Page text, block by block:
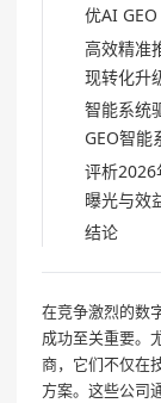
优AI
高效精准
现转化
智能系统
GEO智
评析2026
曝光与效
结论
在竞争激烈的数
成功至关重要。
商，它们不仅在
方案。这些公司